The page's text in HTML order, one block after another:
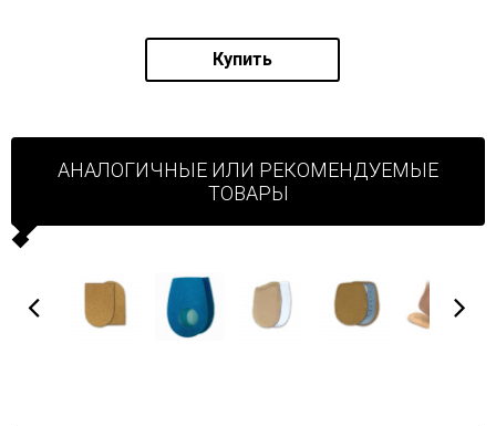
Купить
АНАЛОГИЧНЫЕ ИЛИ РЕКОМЕНДУЕМЫЕ
ТОВАРЫ